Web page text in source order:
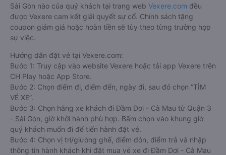
Sài Gòn nào của quý khách tại trang web Vexere.com đều
được Vexere cam kết giải quyết sự cố. Chính sách tặng
coupon giảm giá hoặc hoàn tiền sẽ tùy theo từng trường hợp
sự việc.
Hướng dẫn đặt vé tại Vexere.com:
Bước 1: Truy cập vào website Vexere hoặc tải app Vexere trên
CH Play hoặc App Store.
Bước 2: Chọn điểm đi, điểm đến, ngày đi, sau đó chọn “TÌM
VÉ XE”.
Bước 3: Chọn hãng xe khách đi Đầm Dơi - Cà Mau từ Quận 3
- Sài Gòn, giờ khởi hành phù hợp. Bấm chọn vào khung giờ
quý khách muốn đi để tiến hành đặt vé.
Bước 4: Chọn vị trí/giường ghế, điểm đón, điểm trả và nhập
thông tin hành khách khi đặt mua vé xe đi Đầm Dơi - Cà Mau